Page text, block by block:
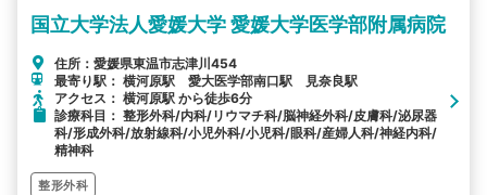
国立大学法人愛媛大学 愛媛大学医学部附属病院
住所：愛媛県東温市志津川454
最寄り駅： 横河原駅 愛大医学部南口駅 見奈良駅
アクセス： 横河原駅 から徒歩6分
診療科目： 整形外科/内科/リウマチ科/脳神経外科/皮膚科/泌尿器
科/形成外科/放射線科/小児外科/小児科/眼科/産婦人科/神経内科/
精神科
整形外科